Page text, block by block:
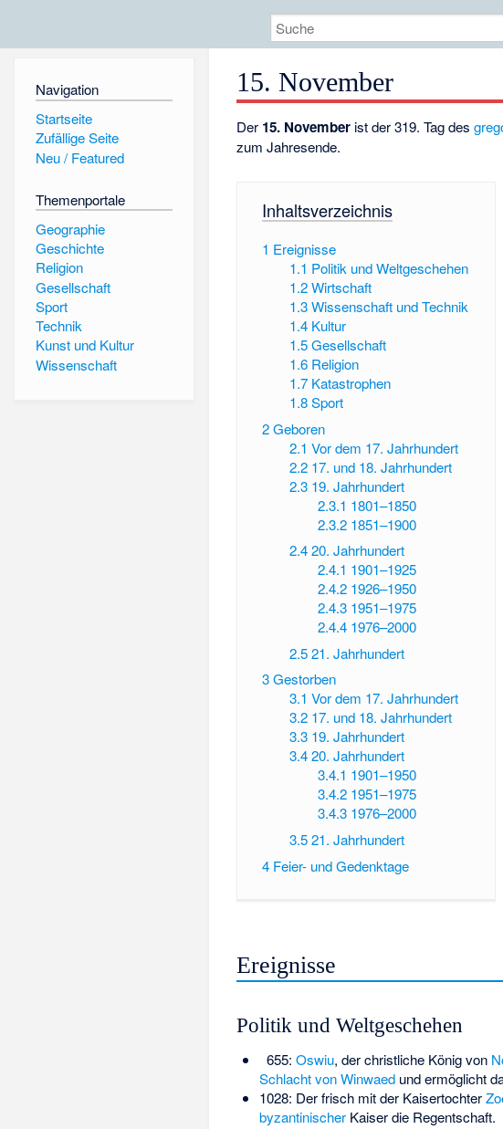
Navigation
Startseite
Zufällige Seite
Neu / Featured
Themenportale
Geographie
Geschichte
Religion
Gesellschaft
Sport
Technik
Kunst und Kultur
Wissenschaft
15. November
Der 15. November ist der 319. Tag des
zum Jahresende.
Inhaltsverzeichnis
1 Ereignisse
1.1 Politik und Weltgeschehen
1.2 Wirtschaft
1.3 Wissenschaft und Technik
1.4 Kultur
1.5 Gesellschaft
1.6 Religion
1.7 Katastrophen
1.8 Sport
2Geboren
2.1 Vor dem 17. Jahrhundert
2.2 17. und 18. Jahrhundert
2.3 19. Jahrhundert
2.3.1 1801–1850
2.3.2 1851–1900
2.4 20. Jahrhundert
2.4.1 1901–1925
2.4.2 1926–1950
2.4.3 1951–1975
2.4.4 1976–2000
2.5 21. Jahrhundert
3Gestorben
3.1 Vor dem 17. Jahrhundert
3.2 17. und 18. Jahrhundert
3.3 19. Jahrhundert
3.4 20. Jahrhundert
3.4.1 1901–1950
3.4.2 1951–1975
3.4.3 1976–2000
3.5 21. Jahrhundert
4 Feier- und Gedenktage
Ereignisse
Politik und Weltgeschehen
655: Oswiu, der christliche König von
Schlacht von Winwaedund ermöglicht
1028: Der frisch mit der Kaisertochter
byzantinischerKaiser die Regentschaft.